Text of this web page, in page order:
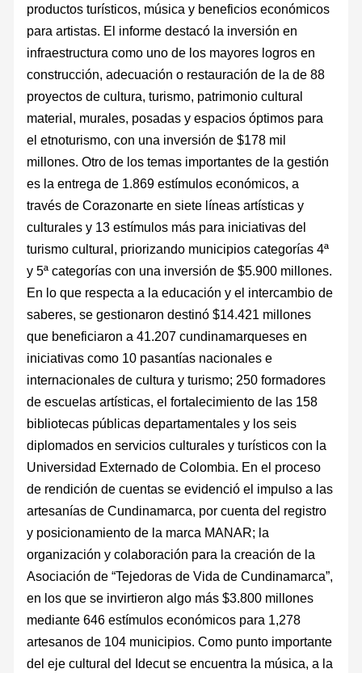
productos turísticos, música y beneficios económicos
para artistas. El informe destacó la inversión en
infraestructura como uno de los mayores logros en
construcción, adecuación o restauración de la de 88
proyectos de cultura, turismo, patrimonio cultural
material, murales, posadas y espacios óptimos para
el etnoturismo, con una inversión de $178 mil
millones. Otro de los temas importantes de la gestión
es la entrega de 1.869 estímulos económicos, a
través de Corazonarte en siete líneas artísticas y
culturales y 13 estímulos más para iniciativas del
turismo cultural, priorizando municipios categorías 4ª
y 5ª categorías con una inversión de $5.900 millones.
En lo que respecta a la educación y el intercambio de
saberes, se gestionaron destinó $14.421 millones
que beneficiaron a 41.207 cundinamarqueses en
iniciativas como 10 pasantías nacionales e
internacionales de cultura y turismo; 250 formadores
de escuelas artísticas, el fortalecimiento de las 158
bibliotecas públicas departamentales y los seis
diplomados en servicios culturales y turísticos con la
Universidad Externado de Colombia. En el proceso
de rendición de cuentas se evidenció el impulso a las
artesanías de Cundinamarca, por cuenta del registro
y posicionamiento de la marca MANAR; la
organización y colaboración para la creación de la
Asociación de “Tejedoras de Vida de Cundinamarca”,
en los que se invirtieron algo más $3.800 millones
mediante 646 estímulos económicos para 1,278
artesanos de 104 municipios. Como punto importante
del eje cultural del Idecut se encuentra la música, a la